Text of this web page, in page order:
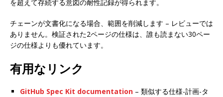
を超えて存続する意図の耐性記録が得られます。
チェーンが文書化になる場合、範囲を削減します – レビューでは
ありません。検証された2ページの仕様は、誰も読まない30ペー
ジの仕様よりも優れています。
有用なリンク
GitHub Spec Kit documentation – 類似する仕様-計画-タ